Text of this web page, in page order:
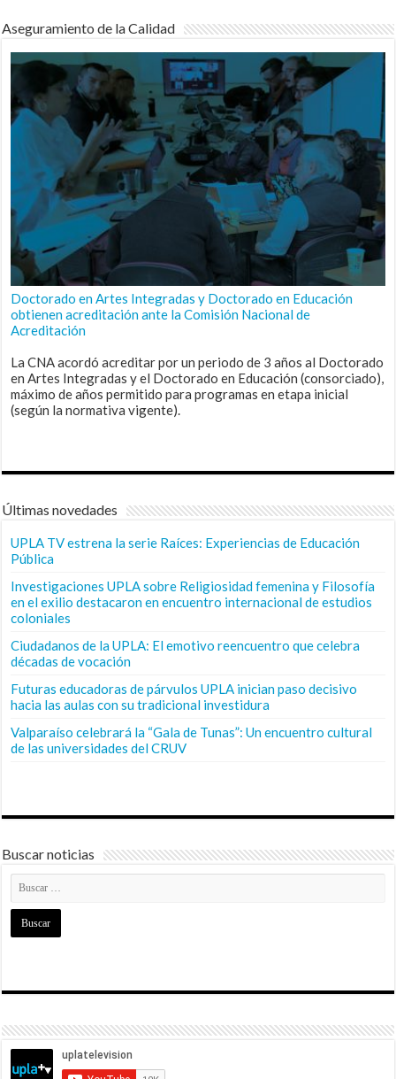
Aseguramiento de la Calidad
Doctorado en Artes Integradas y Doctorado en Educación
obtienen acreditación ante la Comisión Nacional de
Acreditación
La CNA acordó acreditar por un periodo de 3 años al Doctorado
en Artes Integradas y el Doctorado en Educación (consorciado),
máximo de años permitido para programas en etapa inicial
(según la normativa vigente).
Últimas novedades
UPLA TV estrena la serie Raíces: Experiencias de Educación
Pública
Investigaciones UPLA sobre Religiosidad femenina y Filosofía
en el exilio destacaron en encuentro internacional de estudios
coloniales
Ciudadanos de la UPLA: El emotivo reencuentro que celebra
décadas de vocación
Futuras educadoras de párvulos UPLA inician paso decisivo
hacia las aulas con su tradicional investidura
Valparaíso celebrará la “Gala de Tunas”: Un encuentro cultural
de las universidades del CRUV
Buscar noticias